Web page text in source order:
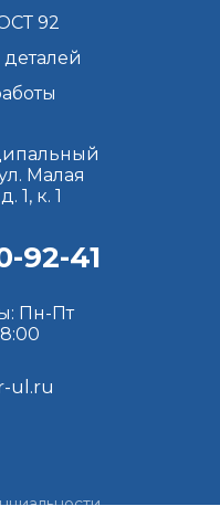
ul.ru
Пн-Пт
Малая
1, к. 1
92
деталей
92-41